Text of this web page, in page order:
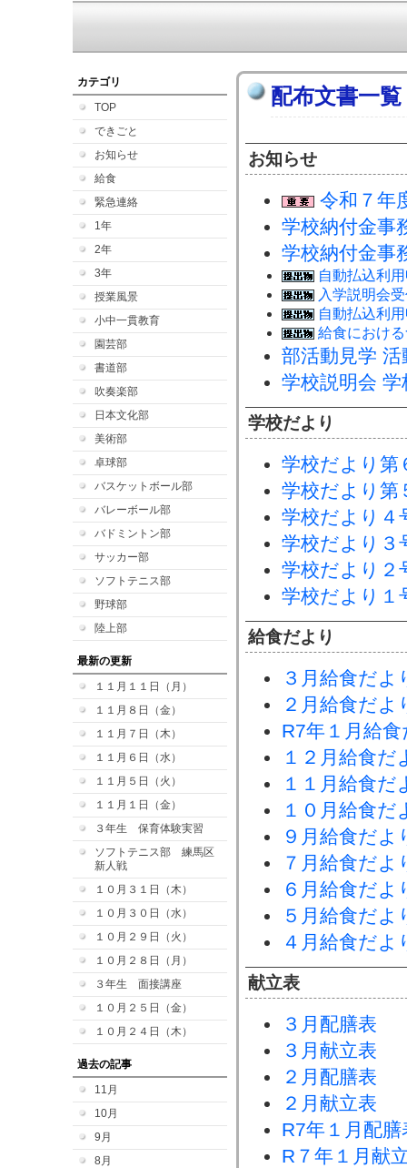
カテゴリ
TOP
できごと
お知らせ
給食
緊急連絡
1年
2年
3年
授業風景
小中一貫教育
園芸部
書道部
吹奏楽部
日本文化部
美術部
卓球部
バスケットボール部
バレーボール部
バドミントン部
サッカー部
ソフトテニス部
野球部
陸上部
最新の更新
１１月１１日（月）
１１月８日（金）
１１月７日（木）
１１月６日（水）
１１月５日（火）
１１月１日（金）
３年生 保育体験実習
ソフトテニス部 練馬区
新人戦
１０月３１日（木）
１０月３０日（水）
１０月２９日（火）
１０月２８日（月）
３年生 面接講座
１０月２５日（金）
１０月２４日（木）
過去の記事
11月
10月
9月
8月
配布文書一覧
お知らせ
令和７年
学校納付金事
学校納付金
自動払込利
入学説明会
自動払込利
給食におけ
部活動見学
学校説明会
学校だより
学校だより第
学校だより第
学校だより４
学校だより３
学校だより２
学校だより１
給食だより
３月給食だよ
２月給食だよ
R7年１月給
１２月給食だ
１１月給食だ
１０月給食だ
９月給食だよ
７月給食だよ
６月給食だよ
５月給食だよ
４月給食だよ
献立表
３月配膳表
３月献立表
２月配膳表
２月献立表
R7年１月配膳
R７年１月献